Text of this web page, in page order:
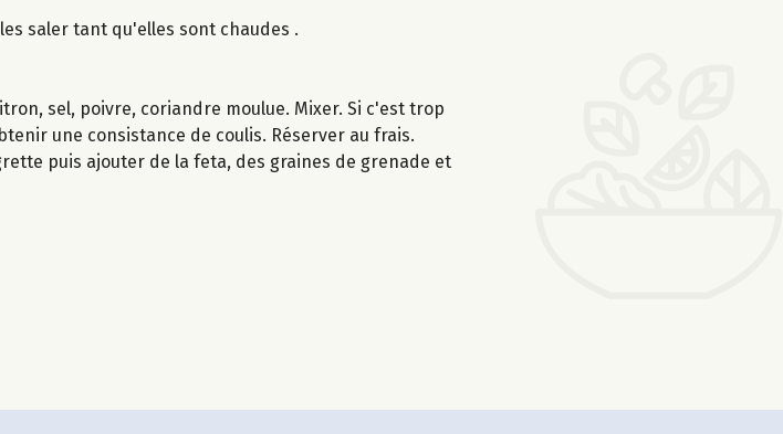
saler tant qu'elles sont chaudes .
sel, poivre, coriandre moulue. Mixer. Si c'est trop
une consistance de coulis. Réserver au frais.
puis ajouter de la feta, des graines de grenade et